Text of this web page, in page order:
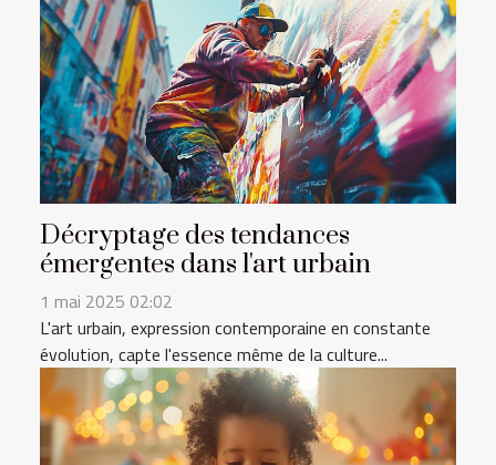
Décryptage des tendances
émergentes dans l'art urbain
1 mai 2025 02:02
L'art urbain, expression contemporaine en constante
évolution, capte l'essence même de la culture...